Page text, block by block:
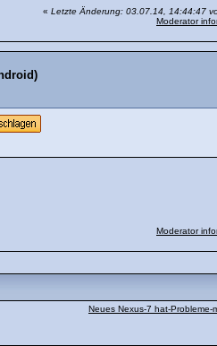
« Letzte Änderung: 03.07.14, 14:44:47
Moderator
Moderator
Neues Nexus-7 hat-Probleme-